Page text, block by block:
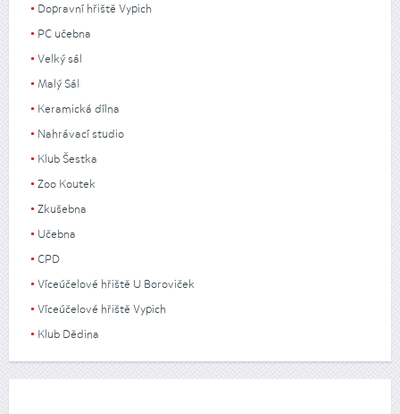
Dopravní hřiště Vypich
PC učebna
Velký sál
Malý Sál
Keramická dílna
Nahrávací studio
Klub Šestka
Zoo Koutek
Zkušebna
Učebna
CPD
Víceúčelové hřiště U Boroviček
Víceúčelové hřiště Vypich
Klub Dědina